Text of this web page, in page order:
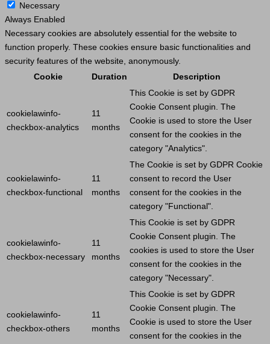
Necessary
Always Enabled
Necessary cookies are absolutely essential for the website to
function properly. These cookies ensure basic functionalities and
security features of the website, anonymously.
Cookie
Duration Description
cookielawinfo-
checkbox-analytics
11
months
This Cookie is set by GDPR
Cookie Consent plugin. The
Cookie is used to store the User
consent for the cookies in the
category "Analytics".
cookielawinfo-
checkbox-functional
11
months
The Cookie is set by GDPR Cookie
consent to record the User
consent for the cookies in the
category "Functional".
cookielawinfo-
checkbox-necessary
11
months
This Cookie is set by GDPR
Cookie Consent plugin. The
cookies is used to store the User
consent for the cookies in the
category "Necessary".
cookielawinfo-
checkbox-others
11
months
This Cookie is set by GDPR
Cookie Consent plugin. The
Cookie is used to store the User
consent for the cookies in the